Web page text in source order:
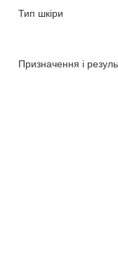
Тип шкіри
Призначення і